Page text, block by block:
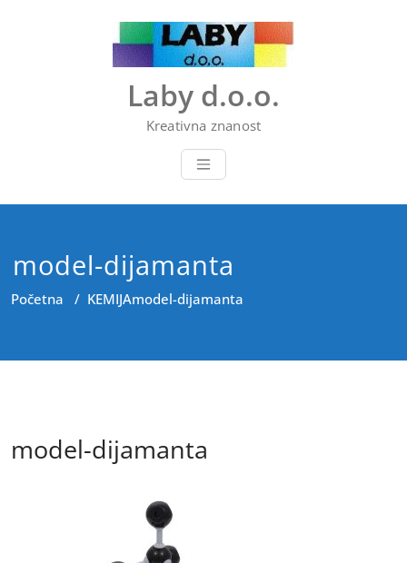
Laby d.o.o.
Kreativna znanost
model-dijamanta
Početna / KEMIJAmodel-dijamanta
model-dijamanta